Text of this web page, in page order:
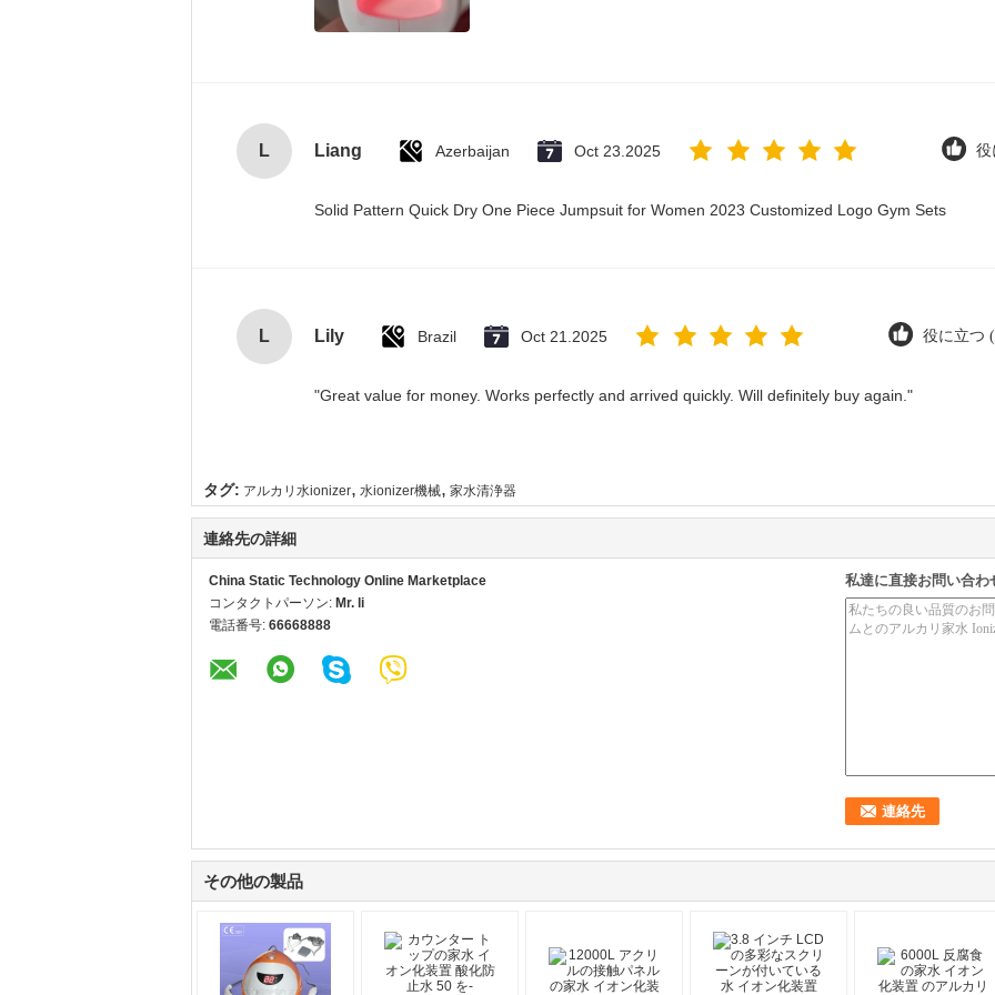
L Liang Azerbaijan Oct 23.2025 役
Solid Pattern Quick Dry One Piece Jumpsuit for Women 2023 Customized Logo Gym Sets
L Lily Brazil Oct 21.2025 役に立つ
"Great value for money. Works perfectly and arrived quickly. Will definitely buy again."
タグ: アルカリ水ionizer, 水ionizer機械, 家水清浄器
連絡先の詳細
China Static Technology Online Marketplace
コンタクトパーソン: Mr. li
電話番号: 66668888
私達に直接お問い合わ
その他の製品